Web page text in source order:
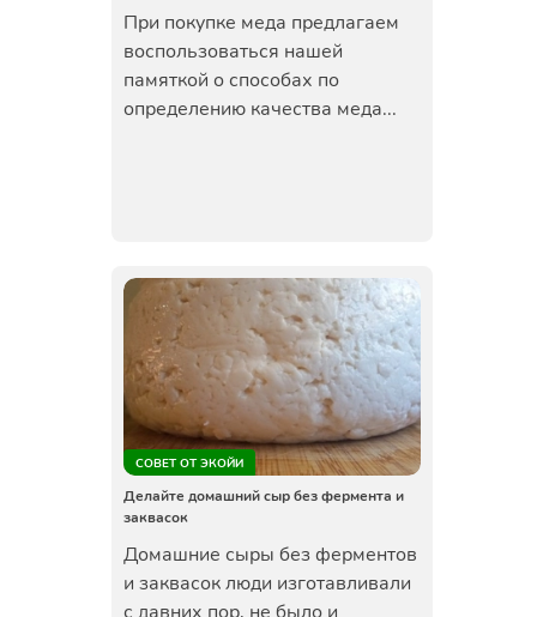
При покупке меда предлагаем
воспользоваться нашей
памяткой о способах по
определению качества меда...
СОВЕТ ОТ ЭКОЙИ
Делайте домашний сыр без фермента и
заквасок
Домашние сыры без ферментов
и заквасок люди изготавливали